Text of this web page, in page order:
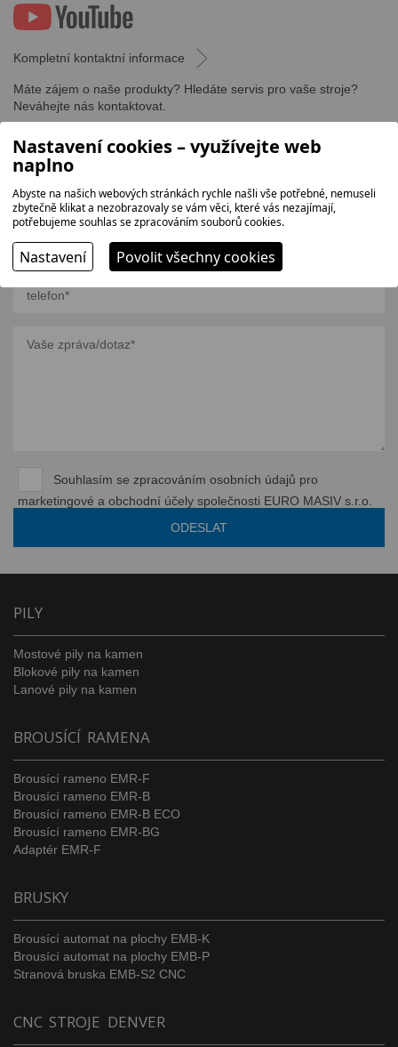
Kompletní kontaktní informace
Máte zájem o naše produkty? Hledáte servis pro vaše stroje?
Neváhejte nás kontaktovat.
Souhlasím se zpracováním osobních údajů pro
marketingové a obchodní účely společnosti EURO MASIV s.r.o.
PILY
Mostové pily na kamen
Blokové pily na kamen
Lanové pily na kamen
BROUSÍCÍ RAMENA
Brousící rameno EMR-F
Brousící rameno EMR-B
Brousící rameno EMR-B ECO
Brousící rameno EMR-BG
Adaptér EMR-F
BRUSKY
Brousící automat na plochy EMB-K
Brousící automat na plochy EMB-P
Stranová bruska EMB-S2 CNC
CNC STROJE DENVER
Nastavení cookies – využívejte web
naplno
Abyste na našich webových stránkách rychle našli vše potřebné, nemuseli
zbytečně klikat a nezobrazovaly se vám věci, které vás nezajímají,
potřebujeme souhlas se zpracováním souborů cookies.
Nastavení Povolit všechny cookies